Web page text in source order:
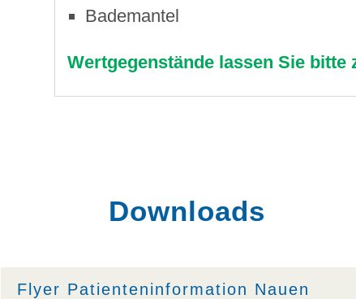
Bademantel
Wertgegenstände lassen Sie bitte
Downloads
Flyer Patienteninformation Nauen